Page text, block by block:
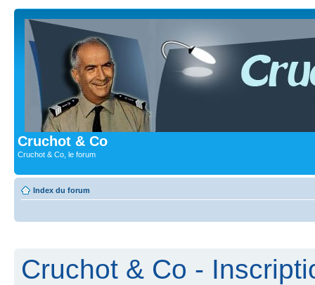
Cruchot & Co
Cruchot & Co, le forum
Index du forum
Cruchot & Co -